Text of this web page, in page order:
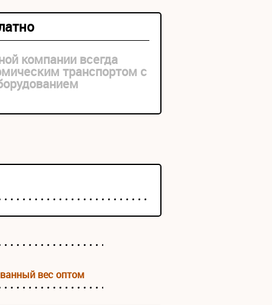
компании всегда
транспортом с
вес оптом